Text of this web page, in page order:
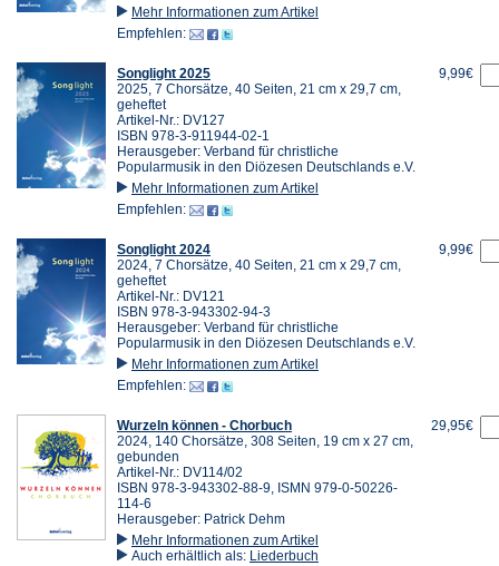
Mehr Informationen zum Artikel
Empfehlen:
Songlight 2025
2025, 7 Chorsätze, 40 Seiten, 21 cm x 29,7 cm,
geheftet
Artikel-Nr.: DV127
ISBN 978-3-911944-02-1
Herausgeber: Verband für christliche
Popularmusik in den Diözesen Deutschlands e.V.
Mehr Informationen zum Artikel
Empfehlen:
9,99€
Songlight 2024
2024, 7 Chorsätze, 40 Seiten, 21 cm x 29,7 cm,
geheftet
Artikel-Nr.: DV121
ISBN 978-3-943302-94-3
Herausgeber: Verband für christliche
Popularmusik in den Diözesen Deutschlands e.V.
Mehr Informationen zum Artikel
Empfehlen:
9,99€
Wurzeln können - Chorbuch
2024, 140 Chorsätze, 308 Seiten, 19 cm x 27 cm,
gebunden
Artikel-Nr.: DV114/02
ISBN 978-3-943302-88-9, ISMN 979-0-50226-
114-6
Herausgeber: Patrick Dehm
Mehr Informationen zum Artikel
Auch erhältlich als: Liederbuch
29,95€